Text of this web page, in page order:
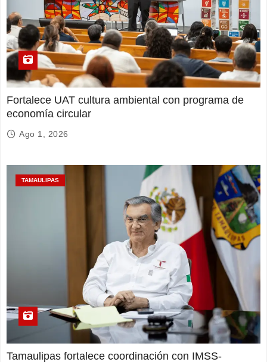
Fortalece UAT cultura ambiental con programa de
economía circular
Ago 1, 2026
TAMAULIPAS
Tamaulipas fortalece coordinación con IMSS-